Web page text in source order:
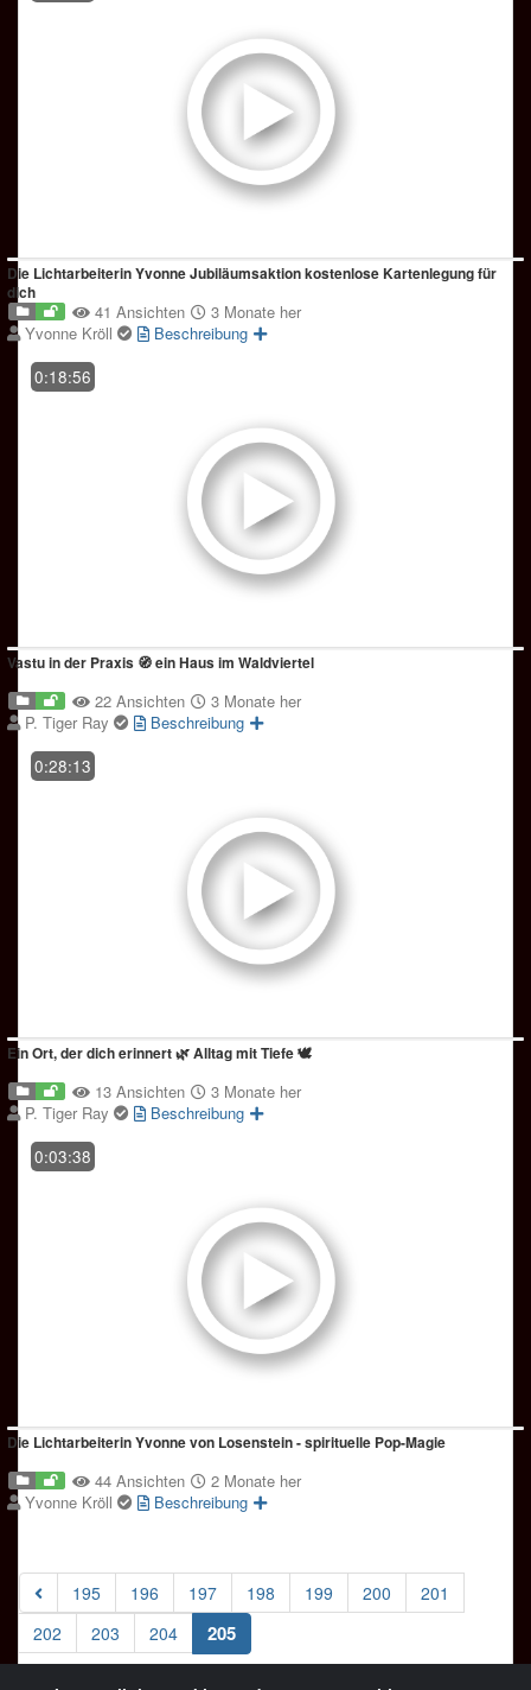
Die Lichtarbeiterin Yvonne Jubiläumsaktion kostenlose Kartenlegung für
dich
41 Ansichten
3 Monate her
Yvonne Kröll
Beschreibung
0:18:56
Vastu in der Praxis 🧭 ein Haus im Waldviertel
22 Ansichten
3 Monate her
P. Tiger Ray
Beschreibung
0:28:13
Ein Ort, der dich erinnert 🌿 Alltag mit Tiefe 🕊️
13 Ansichten
3 Monate her
P. Tiger Ray
Beschreibung
0:03:38
Die Lichtarbeiterin Yvonne von Losenstein - spirituelle Pop-Magie
44 Ansichten
2 Monate her
Yvonne Kröll
Beschreibung
195 196 197 198 199 200
201
202
203 204 205(current)